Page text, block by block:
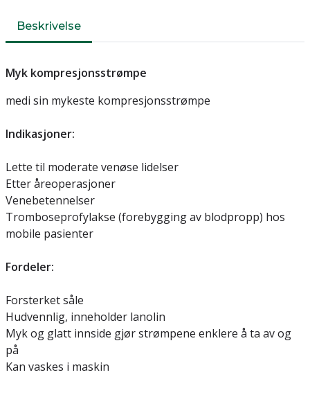
Beskrivelse
Myk kompresjonsstrømpe
medi sin mykeste kompresjonsstrømpe
Indikasjoner:
Lette til moderate venøse lidelser
Etter åreoperasjoner
Venebetennelser
Tromboseprofylakse (forebygging av blodpropp) hos
mobile pasienter
Fordeler:
Forsterket såle
Hudvennlig, inneholder lanolin
Myk og glatt innside gjør strømpene enklere å ta av og
på
Kan vaskes i maskin